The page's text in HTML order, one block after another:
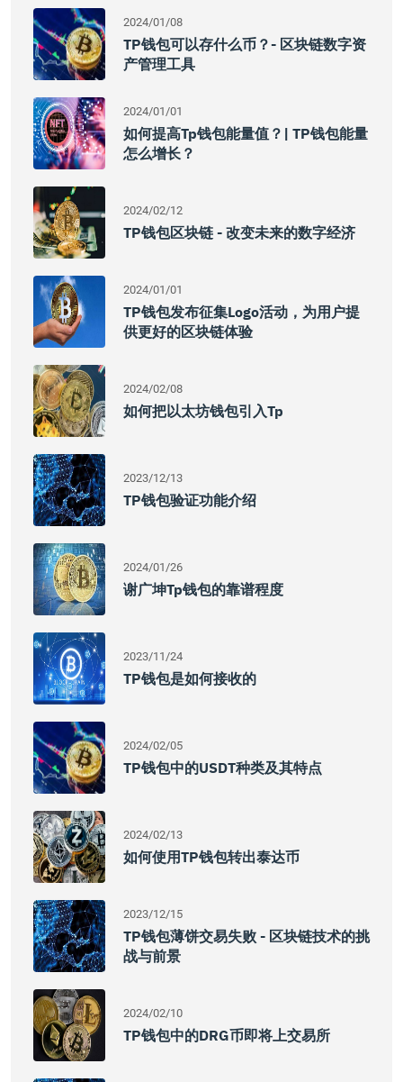
2024/01/08
TP钱包可以存什么币？- 区块链数字资
产管理工具
2024/01/01
如何提高tp钱包能量值？| TP钱包能量
怎么增长？
2024/02/12
TP钱包区块链 - 改变未来的数字经济
2024/01/01
TP钱包发布征集Logo活动，为用户提
供更好的区块链体验
2024/02/08
如何把以太坊钱包引入tp
2023/12/13
TP钱包验证功能介绍
2024/01/26
谢广坤tp钱包的靠谱程度
2023/11/24
TP钱包是如何接收的
2024/02/05
TP钱包中的USDT种类及其特点
2024/02/13
如何使用TP钱包转出泰达币
2023/12/15
TP钱包薄饼交易失败 - 区块链技术的挑
战与前景
2024/02/10
TP钱包中的DRG币即将上交易所